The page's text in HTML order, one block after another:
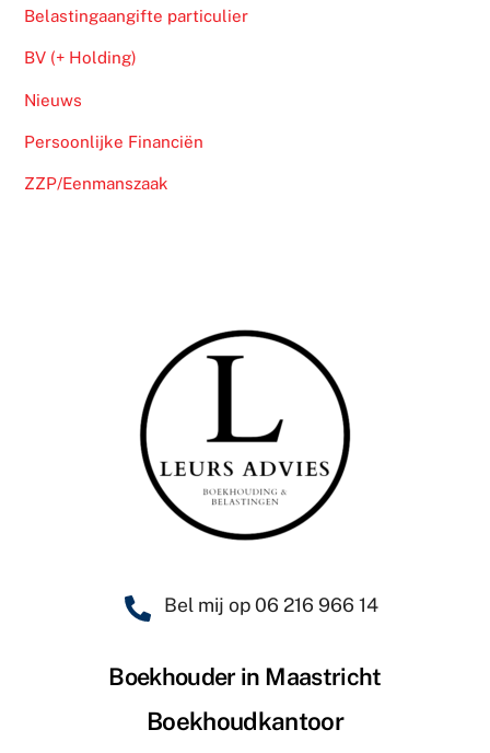
Belastingaangifte particulier
BV (+ Holding)
Nieuws
Persoonlijke Financiën
ZZP/Eenmanszaak
Bel mij op 06 216 966 14
Boekhouder in Maastricht
Boekhoudkantoor